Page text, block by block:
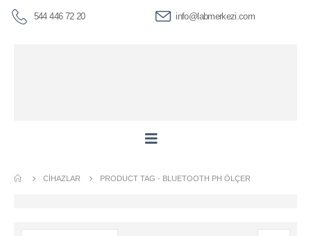
544 446 72 20 info@labmerkezi.com
CIHAZLAR PRODUCT TAG - BLUETOOTH PH ÖLÇER